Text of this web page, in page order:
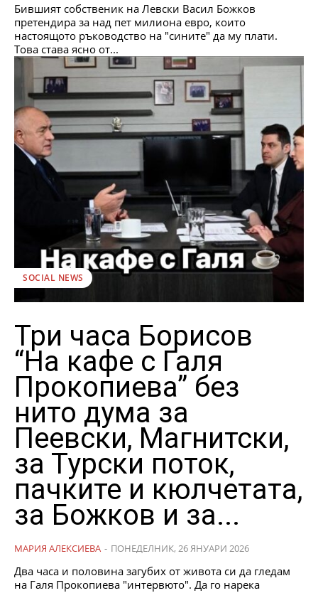
Бившият собственик на Левски Васил Божков
претендира за над пет милиона евро, които
настоящото ръководство на "сините" да му плати.
Това става ясно от...
SOCIAL NEWS
Три часа Борисов
“На кафе с Галя
Прокопиева” без
нито дума за
Пеевски, Магнитски,
за Турски поток,
пачките и кюлчетата,
за Божков и за...
МАРИЯ АЛЕКСИЕВА - ПОНЕДЕЛНИК, 26 ЯНУАРИ 2026
Два часа и половина загубих от живота си да гледам
на Галя Прокопиева "интервюто". Да го нарека